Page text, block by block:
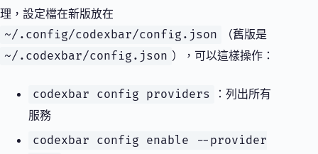
理，設定檔在新版放在
~/.config/codexbar/config.json （舊版是
~/.codexbar/config.json ），可以這樣操作：
codexbar config providers
：列出所有
服務
codexbar config enable --provider